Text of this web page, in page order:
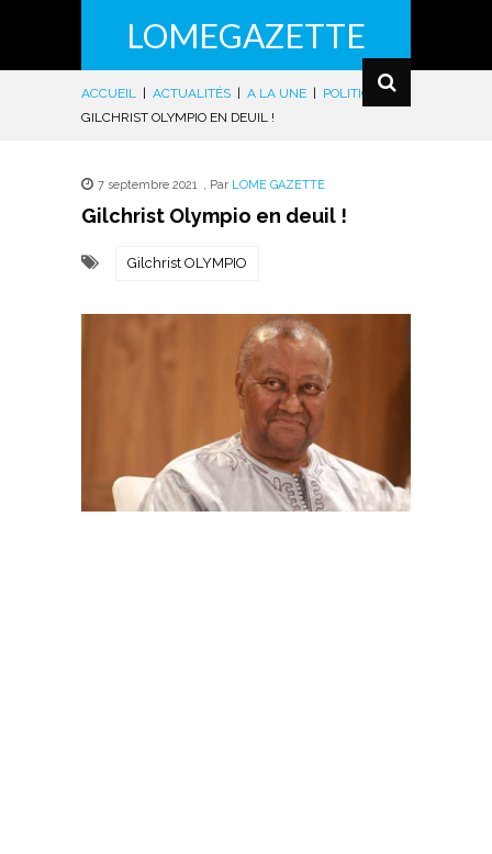
LOMEGAZETTE
ACCUEIL ACTUALITÉS A LA UNE POLITIQUE |
GILCHRIST OLYMPIO EN DEUIL !
7 septembre 2021 , Par LOME GAZETTE
Gilchrist Olympio en deuil !
Gilchrist OLYMPIO